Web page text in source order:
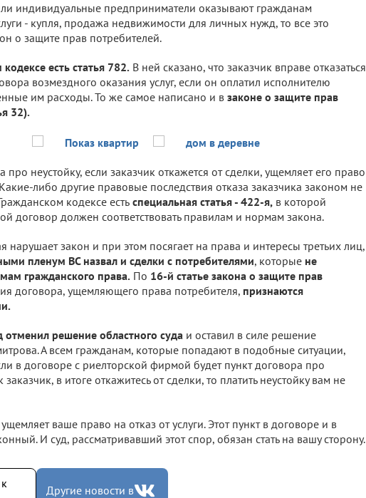
индивидуальные предприниматели оказывают гражданам
- купля, продажа недвижимости для личных нужд, то все это
о защите прав потребителей.
есть статья 782. В ней сказано, что заказчик вправе отказаться
возмездного оказания услуг, если он оплатил исполнителю
им расходы. То же самое написано и в законе о защите прав
32).
про неустойку, если заказчик откажется от сделки, ущемляет его право
Какие-либо другие правовые последствия отказа заказчика законом не
кодексе есть специальная статья - 422-я, в которой
договор должен соответствовать правилам и нормам закона.
нарушает закон и при этом посягает на права и интересы третьих лиц,
пленум ВС назвал и сделки с потребителями, которые не
гражданского права. По 16-й статье закона о защите прав
договора, ущемляющего права потребителя, признаются
отменил решение областного суда и оставил в силе решение
А всем гражданам, которые попадают в подобные ситуации,
в договоре с риелторской фирмой будет пункт договора про
заказчик, в итоге откажитесь от сделки, то платить неустойку вам не
ваше право на отказ от услуги. Этот пункт в договоре и в
И суд, рассматривавший этот спор, обязан стать на вашу сторону.
Другие новости в